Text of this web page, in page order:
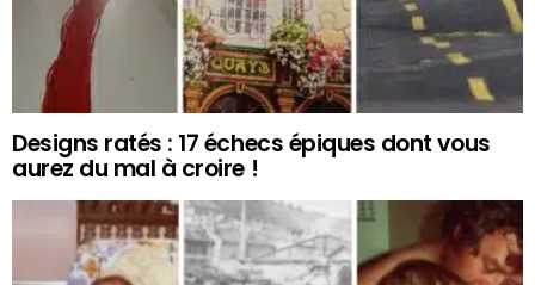
Designs ratés : 17 échecs épiques dont vous
aurez du mal à croire !